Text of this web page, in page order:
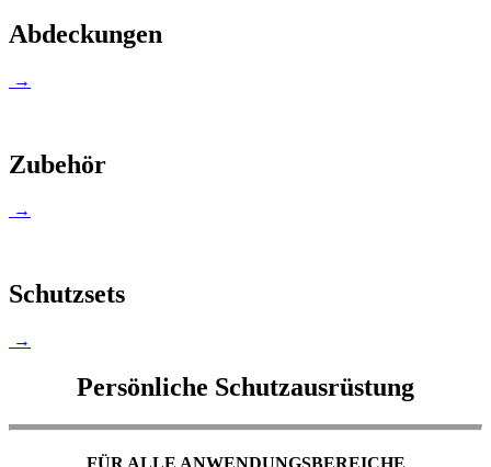
Abdeckungen
→
Zubehör
→
Schutzsets
→
Persönliche Schutzausrüstung